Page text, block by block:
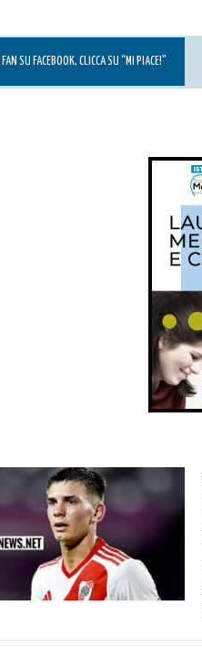
FAN SU FACEBOOK, CLICCA SU “MI PIACE!”